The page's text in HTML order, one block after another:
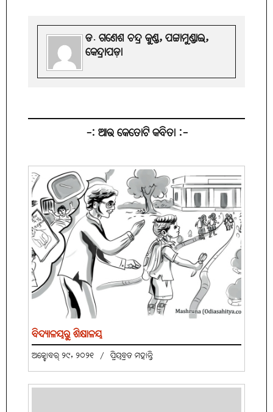
ଡ. ଗଣେଶ ଚନ୍ଦ୍ର କୁଣ୍ଡ, ପଟ୍ଟାମୁଣ୍ଡାଇ,
କେନ୍ଦ୍ରାପଡ଼ା
-: ଆଉ କେତୋଟି କବିତା :-
ବିଦ୍ୟାଳୟରୁ ଶିକ୍ଷାଳୟ
ଅକ୍ଟୋବର୍ ୨୯, ୨୦୨୧ / ପ୍ରିୟବ୍ରତ ମହାନ୍ତି